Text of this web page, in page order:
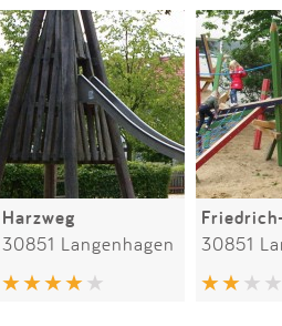
Harzweg
30851 Langenhagen 30851